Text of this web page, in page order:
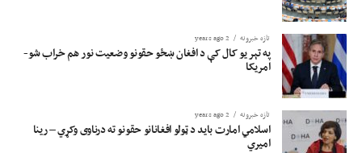
تازه خبرونه 2 years ago
په تېر یو کال کې د افغان ښځو حقونو وضعیت نور هم خراب شو-
امریکا
تازه خبرونه 2 years ago
اسلامي امارت باید د ټولو افغانانو حقونو ته درناوی وکړي – رینا
امیري